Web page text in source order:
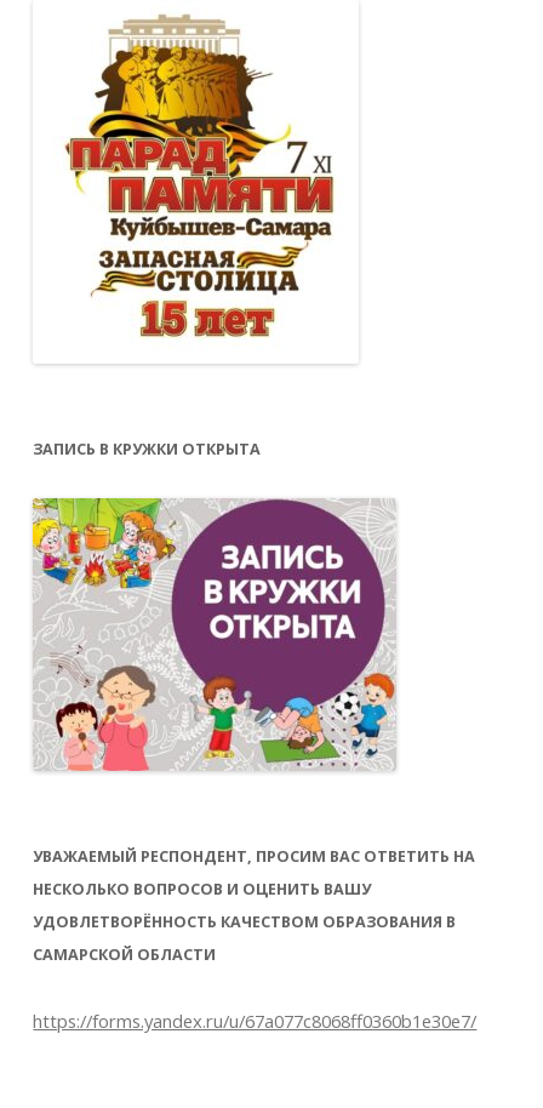
ЗАПИСЬ В КРУЖКИ ОТКРЫТА
УВАЖАЕМЫЙ РЕСПОНДЕНТ, ПРОСИМ ВАС ОТВЕТИТЬ НА
НЕСКОЛЬКО ВОПРОСОВ И ОЦЕНИТЬ ВАШУ
УДОВЛЕТВОРЁННОСТЬ КАЧЕСТВОМ ОБРАЗОВАНИЯ В
САМАРСКОЙ ОБЛАСТИ
https://forms.yandex.ru/u/67a077c8068ff0360b1e30e7/